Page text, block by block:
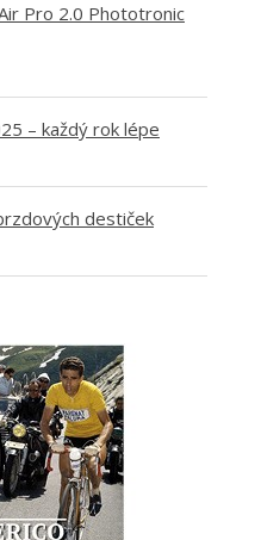
Pro 2.0 Phototronic
– každý rok lépe
destiček